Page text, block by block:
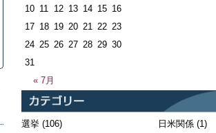
« 7月
10 11 12 13 14 15 16
17 18 19 20 21 22 23
24 25 26 27 28 29 30
31
選挙 (106)
日米関係(1)